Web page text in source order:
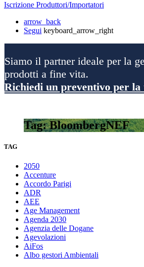
Iscrizione Produttori/Importatori
arrow_back
Segui keyboard_arrow_right
Siamo il partner ideale per la
prodotti a fine vita.
Richiedi un preventivo per la
Tag: BloombergNEF
TAG
2050
Accenture
Accordo Parigi
ADR
AEE
Age Management
Agenda 2030
Agenzia delle Dogane
Agevolazioni
AiFos
Albo gestori Ambientali